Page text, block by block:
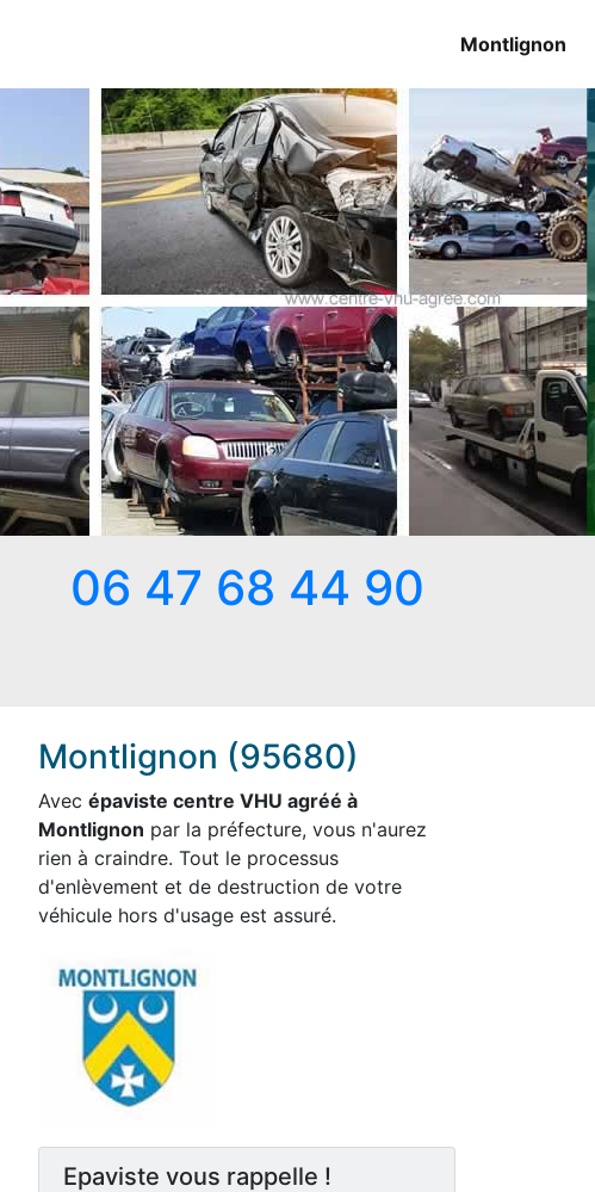
Montlignon
06 47 68 44 90
Montlignon (95680)
Avec épaviste centre VHU agréé à
Montlignon par la préfecture, vous n'aurez
rien à craindre. Tout le processus
d'enlèvement et de destruction de votre
véhicule hors d'usage est assuré.
Epaviste vous rappelle !